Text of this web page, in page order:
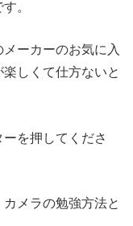
。
ーカーのお気に入
しくて仕方ないと
を押してくださ
メラの勉強方法と